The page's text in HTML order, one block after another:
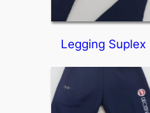
Legging Suplex